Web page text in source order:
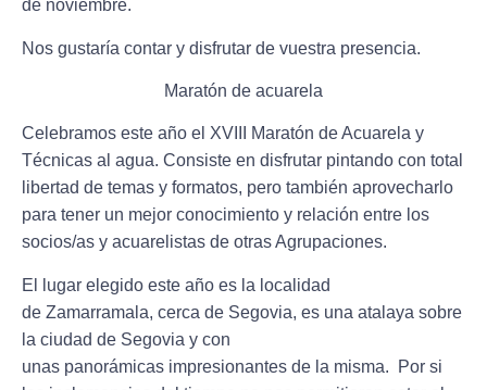
de noviembre.
Nos gustaría contar y disfrutar de vuestra presencia.
Maratón de acuarela
Celebramos este año el XVIII Maratón de Acuarela y
Técnicas al agua. Consiste en disfrutar pintando con total
libertad de temas y formatos, pero también aprovecharlo
para tener un mejor conocimiento y relación entre los
socios/as y acuarelistas de otras Agrupaciones.
El lugar elegido este año es la localidad
de Zamarramala, cerca de Segovia, es una atalaya sobre
la ciudad de Segovia y con
unas panorámicas impresionantes de la misma. Por si